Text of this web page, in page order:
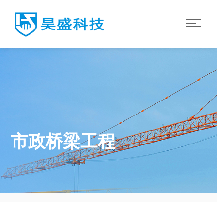
市政桥梁工程